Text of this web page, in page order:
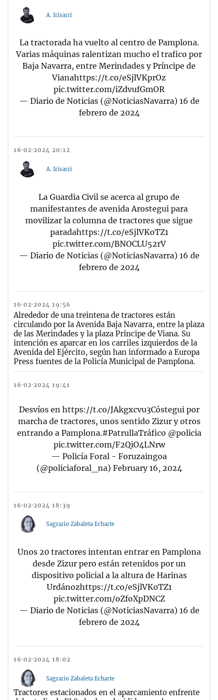
A. Irisarri
La tractorada ha vuelto al centro de Pamplona.
Varias máquinas ralentizan mucho el trafico por
Baja Navarra, entre Merindades y Príncipe de
Vianahttps://t.co/eSjlVKprOz
pic.twitter.com/iZdvufGmOR
— Diario de Noticias (@NoticiasNavarra) 16 de
febrero de 2024
16·02·2024 20:12
A. Irisarri
La Guardia Civil se acerca al grupo de
manifestantes de avenida Arostegui para
movilizar la columna de tractores que sigue
paradahttps://t.co/eSjlVKoTZ1
pic.twitter.com/BNOCLU52rV
— Diario de Noticias (@NoticiasNavarra) 16 de
febrero de 2024
16·02·2024 19:56
Alrededor de una treintena de tractores están
circulando por la Avenida Baja Navarra, entre la plaza
de las Merindades y la plaza Príncipe de Viana. Su
intención es aparcar en los carriles izquierdos de la
Avenida del Ejército, según han informado a Europa
Press fuentes de la Policía Municipal de Pamplona.
16·02·2024 19:41
Desvíos en https://t.co/JAkgxcvu3Cóstegui por
marcha de tractores, unos sentido Zizur y otros
entrando a Pamplona.#PatrullaTráfico @policia
pic.twitter.com/F2QiO4LNrw
— Policía Foral - Foruzaingoa
(@policiaforal_na) February 16, 2024
16·02·2024 18:39
Sagrario Zabaleta Echarte
Unos 20 tractores intentan entrar en Pamplona
desde Zizur pero están retenidos por un
dispositivo policial a la altura de Harinas
Urdánozhttps://t.co/eSjlVKoTZ1
pic.twitter.com/oZfoXpDNCZ
— Diario de Noticias (@NoticiasNavarra) 16 de
febrero de 2024
16·02·2024 18:02
Sagrario Zabaleta Echarte
Tractores estacionados en el aparcamiento enfrente